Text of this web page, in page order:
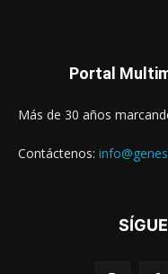
Portal
Más de 30 años
Contáctenos: